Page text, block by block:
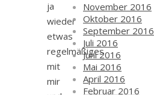
ja
wieder
etwas
regelmäßiges
mit
mir
November 2016
Oktober 2016
September 2016
Juli 2016
Juni 2016
Mai 2016
April 2016
Februar 2016